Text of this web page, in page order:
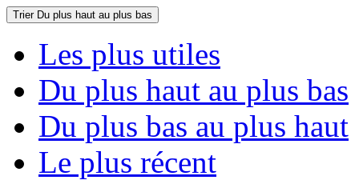
Trier Du plus haut au plus bas
Les plus utiles
Du plus haut au plus bas
Du plus bas au plus haut
Le plus récent